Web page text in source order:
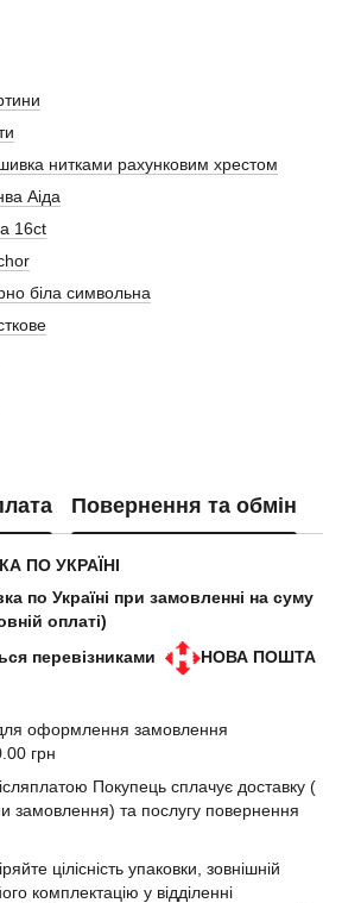
нитками рахунковим хрестом
Аіда
16ct
біла символьна
Повернення та обмін
ПО УКРАЇНІ
по Україні при замовленні на суму
оплаті)
перевізниками
НОВА ПОШТА
оформлення замовлення
грн
Покупець сплачує доставку (
замовлення) та послугу повернення
цілісність упаковки, зовнішній
комплектацію у відділенні